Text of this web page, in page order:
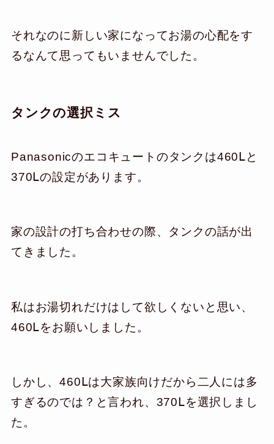
それなのに新しい家になってお湯の心配をす
るなんて思ってもいませんでした。
タンクの選択ミス
Panasonicのエコキュートのタンクは460Ⅼと
370Ⅼの設定があります。
家の設計の打ち合わせの際、タンクの話が出
てきました。
私はお湯切れだけはして欲しくないと思い、
460Ⅼをお願いしました。
しかし、460Ⅼは大家族向けだから二人には多
すぎるのでは？と言われ、370Ⅼを選択しまし
た。